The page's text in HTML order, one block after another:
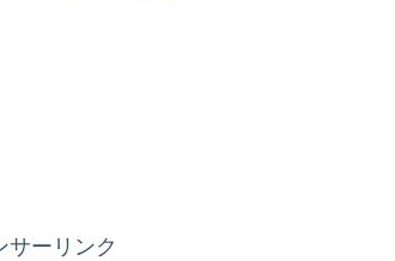
サーリンク